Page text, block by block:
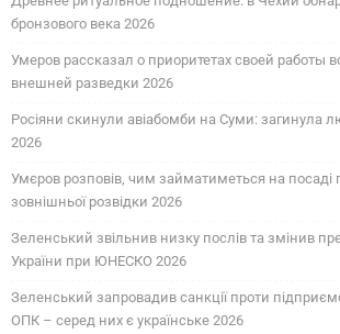
бронзового века 2026
Умеров рассказал о приоритетах своей работы
внешней разведки 2026
Росіяни скинули авіабомби на Суми: загинула
2026
Умєров розповів, чим займатиметься на посаді
зовнішньої розвідки 2026
Зеленський звільнив низку послів та змінив
України при ЮНЕСКО 2026
Зеленський запровадив санкції проти
ОПК – серед них є українське 2026